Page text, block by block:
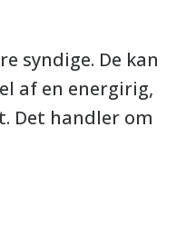
syndige. De kan
af en energirig,
Det handler om